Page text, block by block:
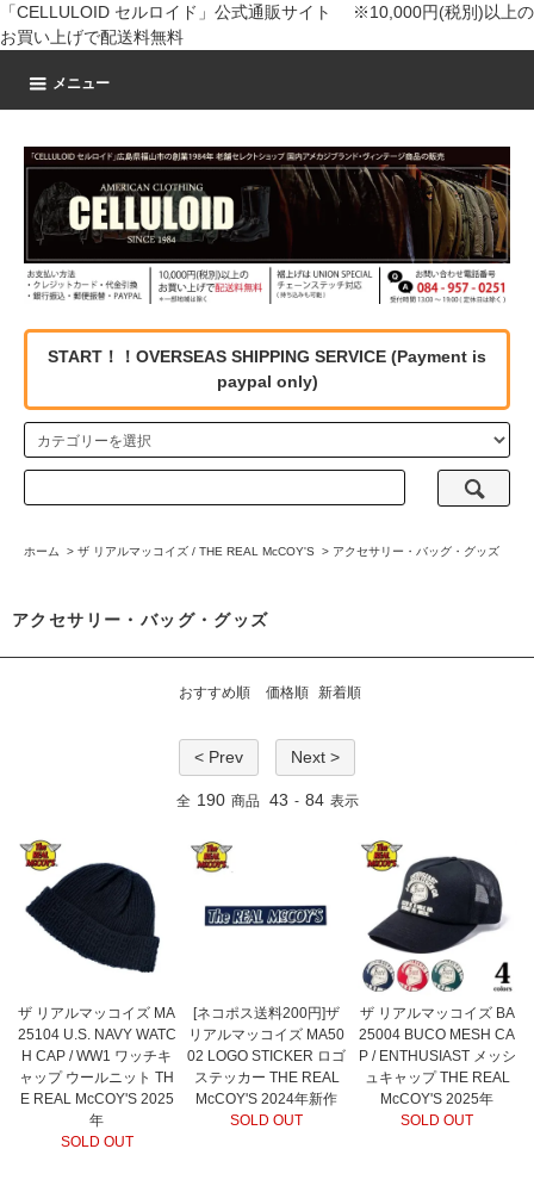
「CELLULOID セルロイド」公式通販サイト ※10,000円(税別)以上の
お買い上げで配送料無料
メニュー
START！！OVERSEAS SHIPPING SERVICE (Payment is
paypal only)
ホーム > ザ リアルマッコイズ / THE REAL McCOY'S > アクセサリー・バッグ・グッズ
アクセサリー・バッグ・グッズ
おすすめ順 価格順 新着順
< Prev Next >
全 190 商品 43 - 84 表示
ザ リアルマッコイズ MA
25104 U.S. NAVY WATC
H CAP / WW1 ワッチキ
ャップ ウールニット TH
E REAL McCOY'S 2025
年
SOLD OUT
[ネコポス送料200円]ザ
リアルマッコイズ MA50
02 LOGO STICKER ロゴ
ステッカー THE REAL
McCOY'S 2024年新作
SOLD OUT
ザ リアルマッコイズ BA
25004 BUCO MESH CA
P / ENTHUSIAST メッシ
ュキャップ THE REAL
McCOY'S 2025年
SOLD OUT